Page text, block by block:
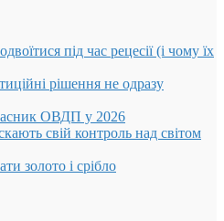
під час рецесії (і чому їх
рішення не одразу
ОВДП у 2026
свій контроль над світом
золото і срібло